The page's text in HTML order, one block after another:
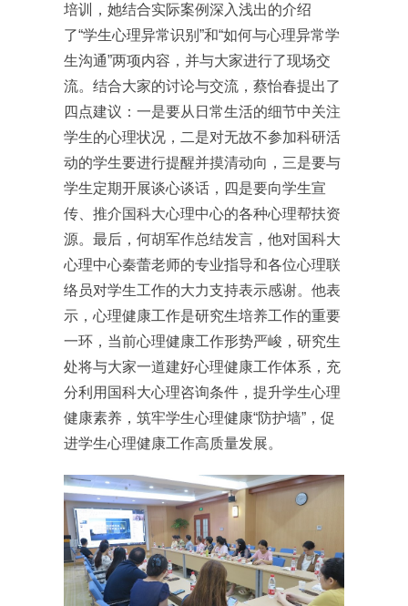
培训，她结合实际案例深入浅出的介绍
了“学生心理异常识别”和“如何与心理异常学
生沟通”两项内容，并与大家进行了现场交
流。结合大家的讨论与交流，蔡怡春提出了
四点建议：一是要从日常生活的细节中关注
学生的心理状况，二是对无故不参加科研活
动的学生要进行提醒并摸清动向，三是要与
学生定期开展谈心谈话，四是要向学生宣
传、推介国科大心理中心的各种心理帮扶资
源。最后，何胡军作总结发言，他对国科大
心理中心秦蕾老师的专业指导和各位心理联
络员对学生工作的大力支持表示感谢。他表
示，心理健康工作是研究生培养工作的重要
一环，当前心理健康工作形势严峻，研究生
处将与大家一道建好心理健康工作体系，充
分利用国科大心理咨询条件，提升学生心理
健康素养，筑牢学生心理健康“防护墙”，促
进学生心理健康工作高质量发展。